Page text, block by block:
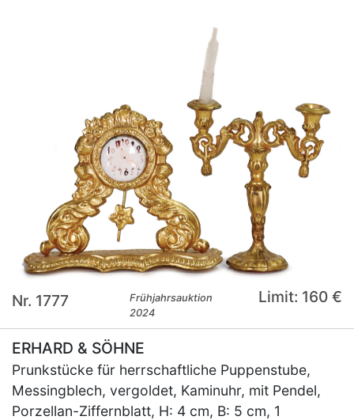
Nr. 1777
Frühjahrsauktion
2024
Limit: 160 €
ERHARD & SÖHNE
Prunkstücke für herrschaftliche Puppenstube,
Messingblech, vergoldet, Kaminuhr, mit Pendel,
Porzellan-Ziffernblatt, H: 4 cm, B: 5 cm, 1